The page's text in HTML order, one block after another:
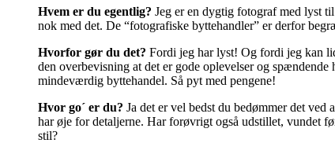
Hvem er du egentlig? Jeg er en dygtig fotograf med lyst
nok med det. De “fotografiske byttehandler” er derfor
Hvorfor gør du det? Fordi jeg har lyst! Og fordi jeg kan
den overbevisning at det er gode oplevelser og
mindeværdig byttehandel. Så pyt med pengene!
Hvor go´ er du? Ja det er vel bedst du bedømmer det
har øje for detaljerne. Har forøvrigt også udstillet, vundet
stil?